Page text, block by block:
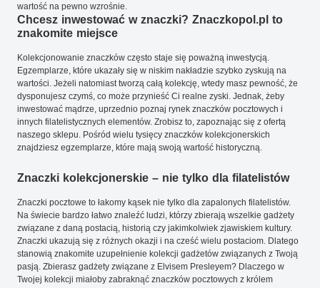
wartość na pewno wzrośnie.
Chcesz inwestować w znaczki? Znaczkopol.pl to
znakomite miejsce
Kolekcjonowanie znaczków często staje się poważną inwestycją.
Egzemplarze, które ukazały się w niskim nakładzie szybko zyskują na
wartości. Jeżeli natomiast tworzą całą kolekcję, wtedy masz pewność, że
dysponujesz czymś, co może przynieść Ci realne zyski. Jednak, żeby
inwestować mądrze, uprzednio poznaj rynek znaczków pocztowych i
innych filatelistycznych elementów. Zrobisz to, zapoznając się z ofertą
naszego sklepu. Pośród wielu tysięcy znaczków kolekcjonerskich
znajdziesz egzemplarze, które mają swoją wartość historyczną.
Znaczki kolekcjonerskie – nie tylko dla filatelistów
Znaczki pocztowe to łakomy kąsek nie tylko dla zapalonych filatelistów.
Na świecie bardzo łatwo znaleźć ludzi, którzy zbierają wszelkie gadżety
związane z daną postacią, historią czy jakimkolwiek zjawiskiem kultury.
Znaczki ukazują się z różnych okazji i na cześć wielu postaciom. Dlatego
stanowią znakomite uzupełnienie kolekcji gadżetów związanych z Twoją
pasją. Zbierasz gadżety związane z Elvisem Presleyem? Dlaczego w
Twojej kolekcji miałoby zabraknąć znaczków pocztowych z królem